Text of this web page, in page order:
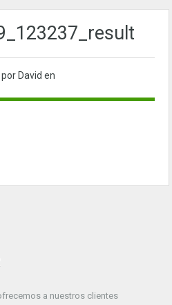
por David en
a nuestros clientes